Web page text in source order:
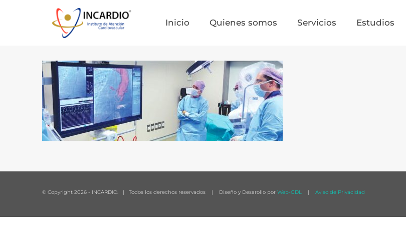
Inicio Quienes somos Servicios Estudios
© Copyright 2026 - INCARDIO. | Todos los derechos reservados | Diseño y Desarollo por Web-GDL | Aviso de Privacidad